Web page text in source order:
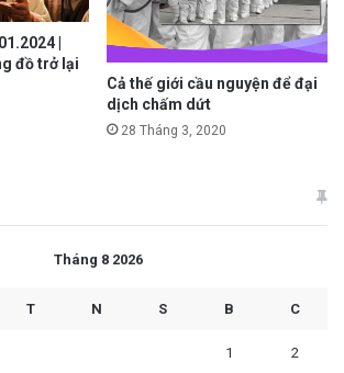
|
đồ trở lại
Cả thế giới cầu nguyện để đại
dịch chấm dứt
28 Tháng 3, 2020
Tháng 8 2026
T N S B C
1 2